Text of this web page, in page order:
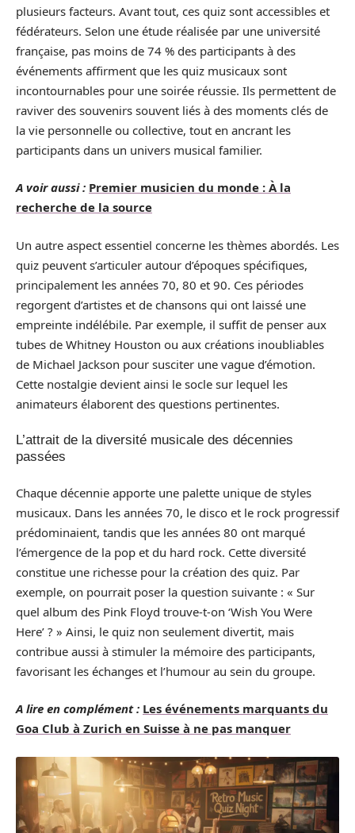
plusieurs facteurs. Avant tout, ces quiz sont accessibles et
fédérateurs. Selon une étude réalisée par une université
française, pas moins de 74 % des participants à des
événements affirment que les quiz musicaux sont
incontournables pour une soirée réussie. Ils permettent de
raviver des souvenirs souvent liés à des moments clés de
la vie personnelle ou collective, tout en ancrant les
participants dans un univers musical familier.
A voir aussi : Premier musicien du monde : À la
recherche de la source
Un autre aspect essentiel concerne les thèmes abordés. Les
quiz peuvent s’articuler autour d’époques spécifiques,
principalement les années 70, 80 et 90. Ces périodes
regorgent d’artistes et de chansons qui ont laissé une
empreinte indélébile. Par exemple, il suffit de penser aux
tubes de Whitney Houston ou aux créations inoubliables
de Michael Jackson pour susciter une vague d’émotion.
Cette nostalgie devient ainsi le socle sur lequel les
animateurs élaborent des questions pertinentes.
L’attrait de la diversité musicale des décennies
passées
Chaque décennie apporte une palette unique de styles
musicaux. Dans les années 70, le disco et le rock progressif
prédominaient, tandis que les années 80 ont marqué
l’émergence de la pop et du hard rock. Cette diversité
constitue une richesse pour la création des quiz. Par
exemple, on pourrait poser la question suivante : « Sur
quel album des Pink Floyd trouve-t-on ‘Wish You Were
Here’ ? » Ainsi, le quiz non seulement divertit, mais
contribue aussi à stimuler la mémoire des participants,
favorisant les échanges et l’humour au sein du groupe.
A lire en complément : Les événements marquants du
Goa Club à Zurich en Suisse à ne pas manquer